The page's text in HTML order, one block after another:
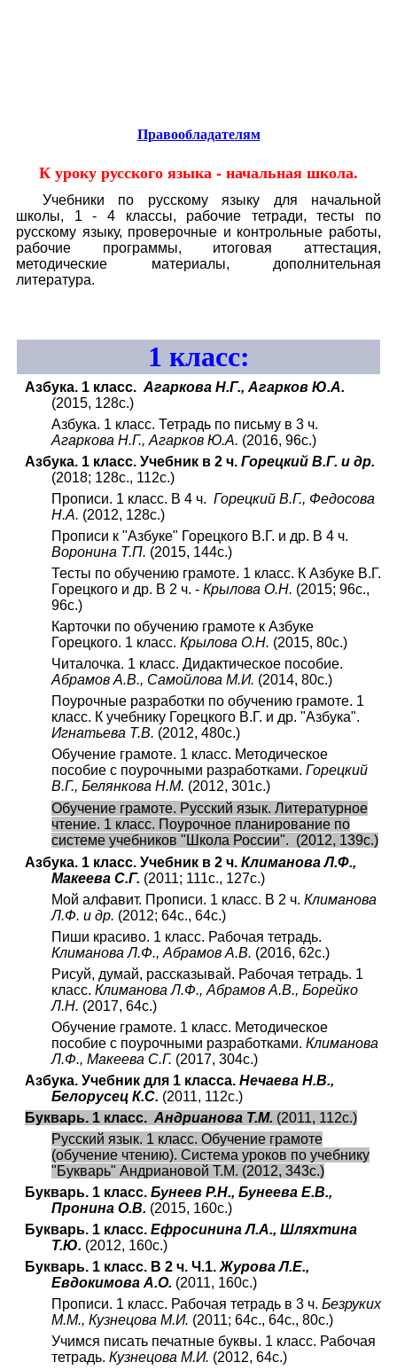
Правообладателям
К уроку русского языка - начальная школа.
Учебники по русскому языку для начальной
школы, 1 - 4 классы, рабочие тетради, тесты по
русскому языку, проверочные и контрольные работы,
рабочие программы, итоговая аттестация,
методические материалы, дополнительная
литература.
1 класс:
Азбука. 1 класс. Агаркова Н.Г., Агарков Ю.А.
(2015, 128с.)
Азбука. 1 класс. Тетрадь по письму в 3 ч.
Агаркова Н.Г., Агарков Ю.А. (2016, 96с.)
Азбука. 1 класс. Учебник в 2 ч. Горецкий В.Г. и др.
(2018; 128с., 112с.)
Прописи. 1 класс. В 4 ч. Горецкий В.Г., Федосова
Н.А. (2012, 128с.)
Прописи к "Азбуке" Горецкого В.Г. и др. В 4 ч.
Воронина Т.П. (2015, 144с.)
Тесты по обучению грамоте. 1 класс. К Азбуке В.Г.
Горецкого и др. В 2 ч. - Крылова О.Н. (2015; 96с.,
96с.)
Карточки по обучению грамоте к Азбуке
Горецкого. 1 класс. Крылова О.Н. (2015, 80с.)
Читалочка. 1 класс. Дидактическое пособие.
Абрамов А.В., Самойлова М.И. (2014, 80с.)
Поурочные разработки по обучению грамоте. 1
класс. К учебнику Горецкого В.Г. и др. "Азбука".
Игнатьева Т.В. (2012, 480с.)
Обучение грамоте. 1 класс. Методическое
пособие с поурочными разработками. Горецкий
В.Г., Белянкова Н.М. (2012, 301с.)
Обучение грамоте. Русский язык. Литературное
чтение. 1 класс. Поурочное планирование по
системе учебников "Школа России". (2012, 139с.)
Азбука. 1 класс. Учебник в 2 ч. Климанова Л.Ф.,
Макеева С.Г. (2011; 111с., 127с.)
Мой алфавит. Прописи. 1 класс. В 2 ч. Климанова
Л.Ф. и др. (2012; 64с., 64с.)
Пиши красиво. 1 класс. Рабочая тетрадь.
Климанова Л.Ф., Абрамов А.В. (2016, 62с.)
Рисуй, думай, рассказывай. Рабочая тетрадь. 1
класс. Климанова Л.Ф., Абрамов А.В., Борейко
Л.Н. (2017, 64с.)
Обучение грамоте. 1 класс. Методическое
пособие с поурочными разработками. Климанова
Л.Ф., Макеева С.Г. (2017, 304с.)
Азбука. Учебник для 1 класса. Нечаева Н.В.,
Белорусец К.С. (2011, 112с.)
Букварь. 1 класс. Андрианова Т.М. (2011, 112с.)
Русский язык. 1 класс. Обучение грамоте
(обучение чтению). Система уроков по учебнику
"Букварь" Андриановой Т.М. (2012, 343с.)
Букварь. 1 класс. Бунеев Р.Н., Бунеева Е.В.,
Пронина О.В. (2015, 160с.)
Букварь. 1 класс. Ефросинина Л.А., Шляхтина
Т.Ю. (2012, 160с.)
Букварь. 1 класс. В 2 ч. Ч.1. Журова Л.Е.,
Евдокимова А.О. (2011, 160с.)
Прописи. 1 класс. Рабочая тетрадь в 3 ч. Безруких
М.М., Кузнецова М.И. (2011; 64с., 64с., 80с.)
Учимся писать печатные буквы. 1 класс. Рабочая
тетрадь. Кузнецова М.И. (2012, 64с.)